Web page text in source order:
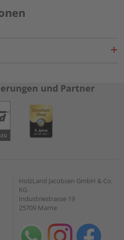
und Partner
HolzLand Jacobsen GmbH & Co.
KG
Industriestrasse 19
25709 Marne